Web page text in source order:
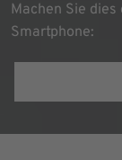
Machen Sie
Smartphone: